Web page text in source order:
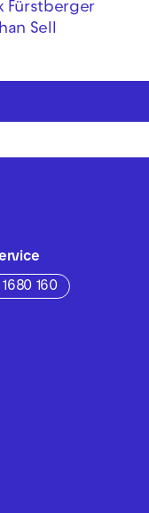
Fürstberger
Sell
1680 160